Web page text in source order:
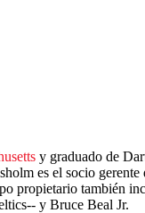
y graduado de
es el socio
propietario también
y Bruce Beal Jr.